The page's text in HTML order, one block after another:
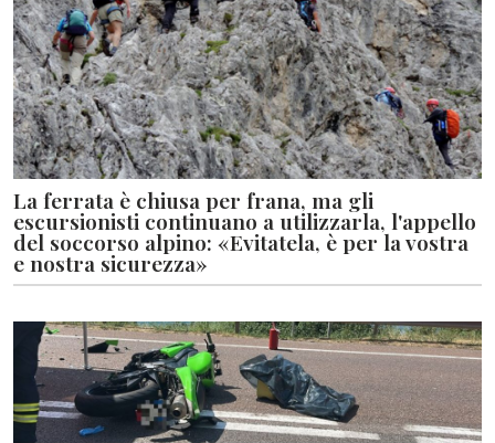
La ferrata è chiusa per frana, ma gli
escursionisti continuano a utilizzarla, l'appello
del soccorso alpino: «Evitatela, è per la vostra
e nostra sicurezza»